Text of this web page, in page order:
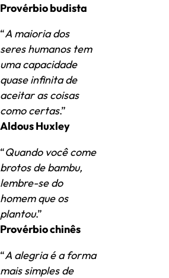
Provérbio budista
“A maioria dos
seres humanos tem
uma capacidade
quase infinita de
aceitar as coisas
como certas.”
Aldous Huxley
“Quando você come
brotos de bambu,
lembre-se do
homem que os
plantou.”
Provérbio chinês
“A alegria é a forma
mais simples de